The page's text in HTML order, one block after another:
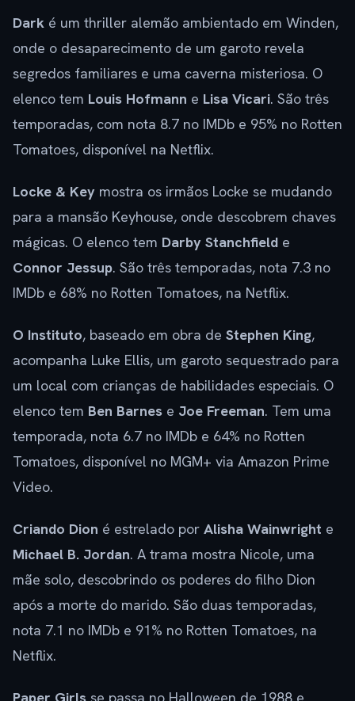
Dark é um thriller alemão ambientado em Winden,
onde o desaparecimento de um garoto revela
segredos familiares e uma caverna misteriosa. O
elenco tem Louis Hofmann e Lisa Vicari. São três
temporadas, com nota 8.7 no IMDb e 95% no Rotten
Tomatoes, disponível na Netflix.
Locke & Key mostra os irmãos Locke se mudando
para a mansão Keyhouse, onde descobrem chaves
mágicas. O elenco tem Darby Stanchfield e
Connor Jessup. São três temporadas, nota 7.3 no
IMDb e 68% no Rotten Tomatoes, na Netflix.
O Instituto, baseado em obra de Stephen King,
acompanha Luke Ellis, um garoto sequestrado para
um local com crianças de habilidades especiais. O
elenco tem Ben Barnes e Joe Freeman. Tem uma
temporada, nota 6.7 no IMDb e 64% no Rotten
Tomatoes, disponível no MGM+ via Amazon Prime
Video.
Criando Dion é estrelado por Alisha Wainwright e
Michael B. Jordan. A trama mostra Nicole, uma
mãe solo, descobrindo os poderes do filho Dion
após a morte do marido. São duas temporadas,
nota 7.1 no IMDb e 91% no Rotten Tomatoes, na
Netflix.